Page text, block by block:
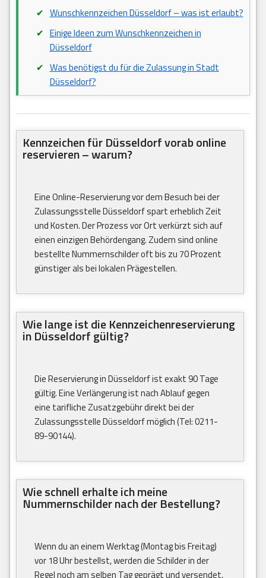
Wunschkennzeichen Düsseldorf – was ist erlaubt?
Einige Ideen zum Wunschkennzeichen in
Düsseldorf
Was benötigst du für die Zulassung in Stadt
Düsseldorf?
Kennzeichen für Düsseldorf vorab online
reservieren – warum?
Eine Online-Reservierung vor dem Besuch bei der
Zulassungsstelle Düsseldorf spart erheblich Zeit
und Kosten. Der Prozess vor Ort verkürzt sich auf
einen einzigen Behördengang. Zudem sind online
bestellte Nummernschilder oft bis zu 70 Prozent
günstiger als bei lokalen Prägestellen.
Wie lange ist die Kennzeichenreservierung
in Düsseldorf gültig?
Die Reservierung in Düsseldorf ist exakt 90 Tage
gültig. Eine Verlängerung ist nach Ablauf gegen
eine tarifliche Zusatzgebühr direkt bei der
Zulassungsstelle Düsseldorf möglich (Tel: 0211-
89-90144).
Wie schnell erhalte ich meine
Nummernschilder nach der Bestellung?
Wenn du an einem Werktag (Montag bis Freitag)
vor 18 Uhr bestellst, werden die Schilder in der
Regel noch am selben Tag geprägt und versendet,